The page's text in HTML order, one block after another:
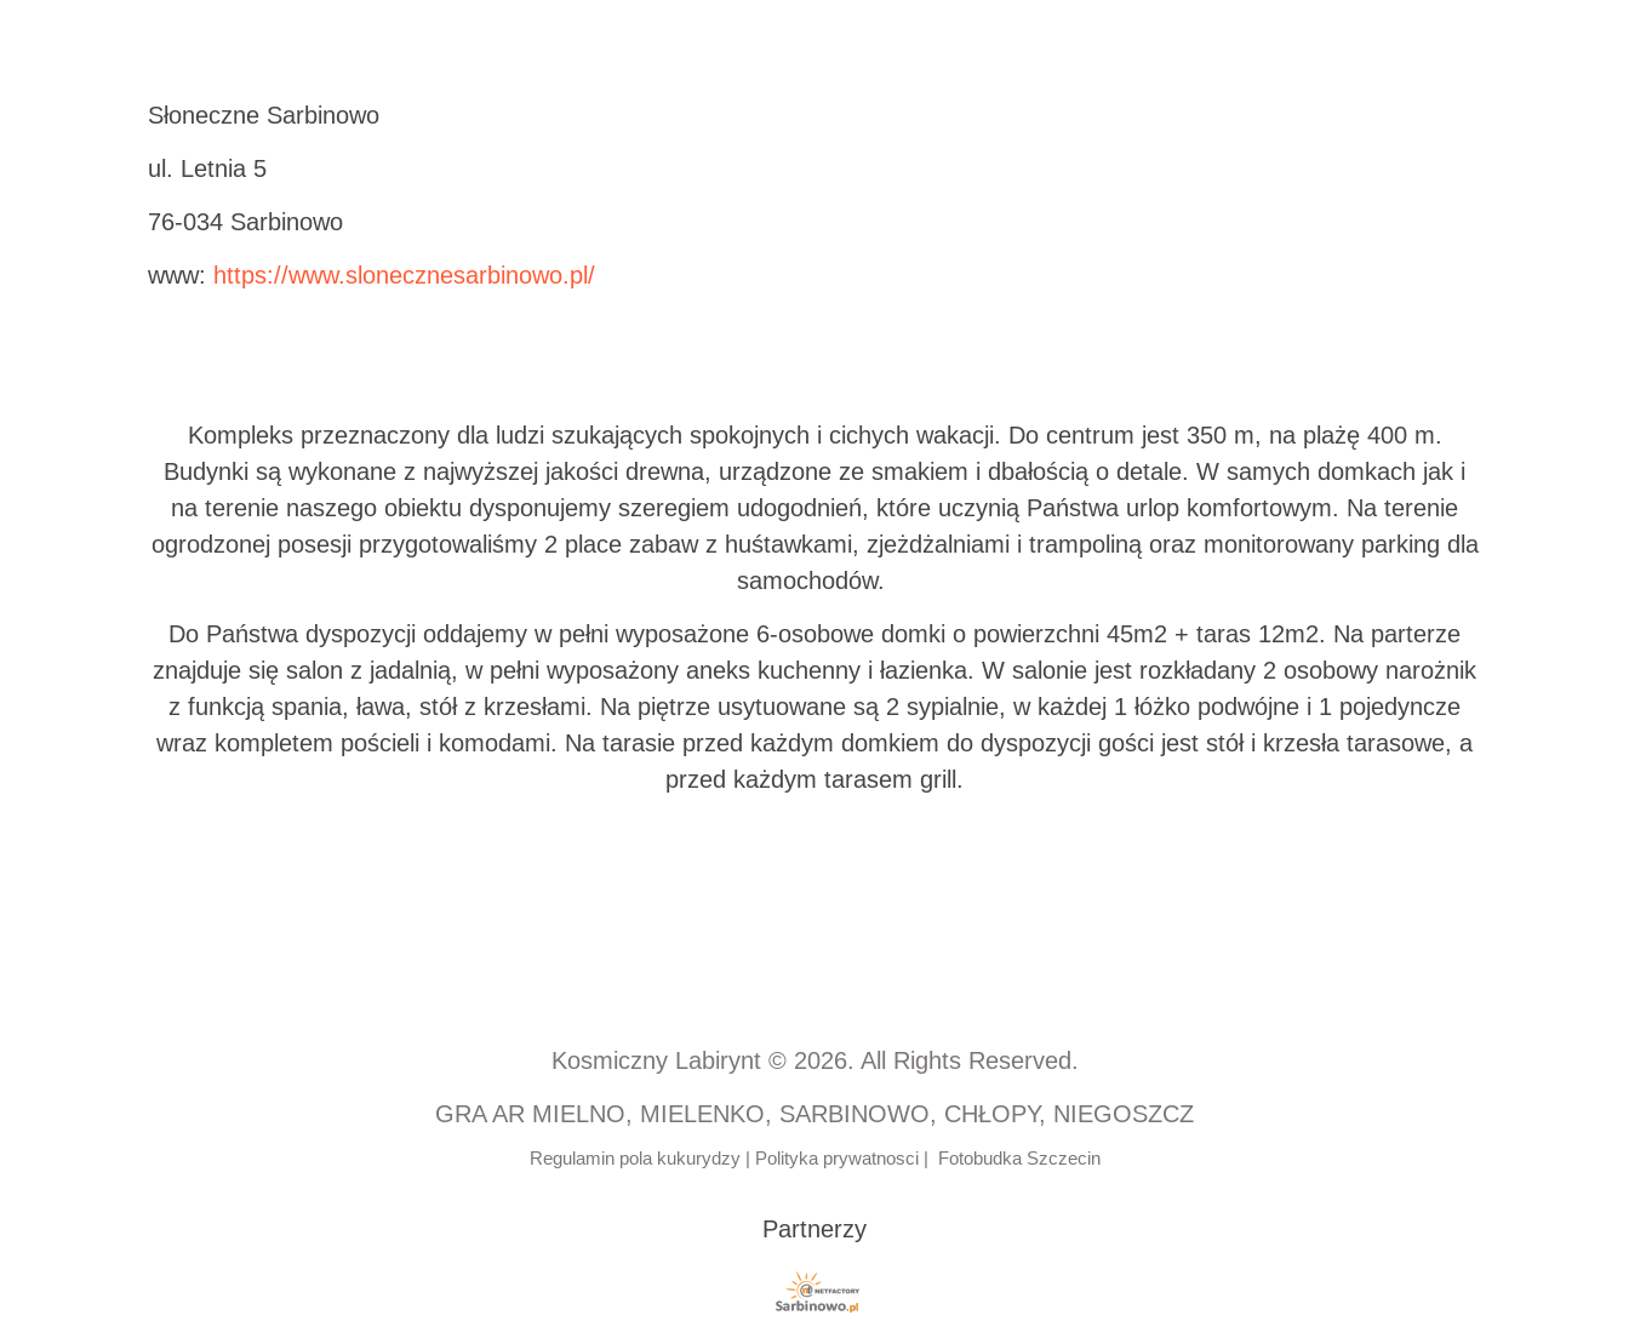
Słoneczne Sarbinowo
ul. Letnia 5
76-034 Sarbinowo
www: https://www.slonecznesarbinowo.pl/
Kompleks przeznaczony dla ludzi szukających spokojnych i cichych wakacji. Do centrum jest 350 m, na plażę 400 m.
Budynki są wykonane z najwyższej jakości drewna, urządzone ze smakiem i dbałością o detale. W samych domkach jak i
na terenie naszego obiektu dysponujemy szeregiem udogodnień, które uczynią Państwa urlop komfortowym. Na terenie
ogrodzonej posesji przygotowaliśmy 2 place zabaw z huśtawkami, zjeżdżalniami i trampoliną oraz monitorowany parking dla
samochodów.
Do Państwa dyspozycji oddajemy w pełni wyposażone 6-osobowe domki o powierzchni 45m2 + taras 12m2. Na parterze
znajduje się salon z jadalnią, w pełni wyposażony aneks kuchenny i łazienka. W salonie jest rozkładany 2 osobowy narożnik
z funkcją spania, ława, stół z krzesłami. Na piętrze usytuowane są 2 sypialnie, w każdej 1 łóżko podwójne i 1 pojedyncze
wraz kompletem pościeli i komodami. Na tarasie przed każdym domkiem do dyspozycji gości jest stół i krzesła tarasowe, a
przed każdym tarasem grill.
Kosmiczny Labirynt © 2026. All Rights Reserved.
GRA AR MIELNO, MIELENKO, SARBINOWO, CHŁOPY, NIEGOSZCZ
Regulamin pola kukurydzy | Polityka prywatnosci| Fotobudka Szczecin
Partnerzy